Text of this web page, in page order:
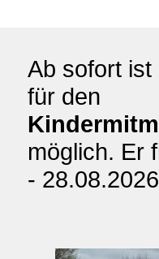
Ab sofort ist
für den
möglich. Er
-